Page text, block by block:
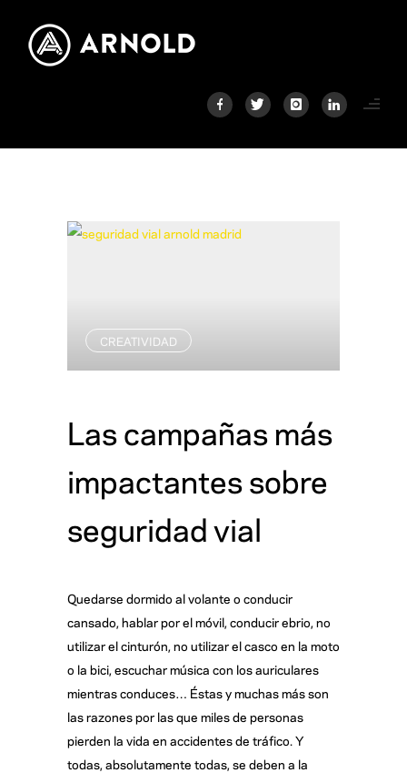
CREATIVIDAD
Las campañas más
impactantes sobre
seguridad vial
Quedarse dormido al volante o conducir
cansado, hablar por el móvil, conducir ebrio, no
utilizar el cinturón, no utilizar el casco en la moto
o la bici, escuchar música con los auriculares
mientras conduces… Éstas y muchas más son
las razones por las que miles de personas
pierden la vida en accidentes de tráfico. Y
todas, absolutamente todas, se deben a la